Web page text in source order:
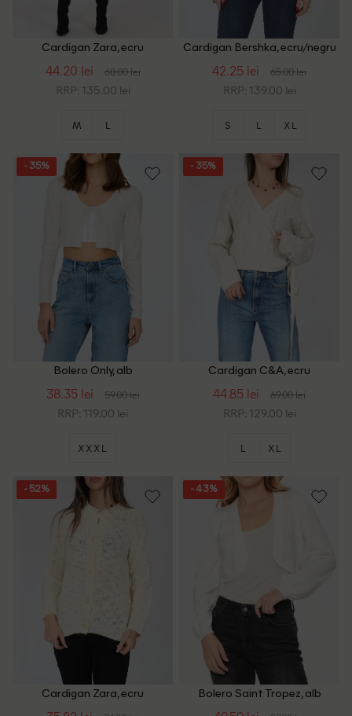
Cardigan Zara, ecru
44.20 lei 68.00 lei
RRP: 135.00 lei
M L
Cardigan Bershka, ecru/negru
42.25 lei 65.00 lei
RRP: 139.00 lei
S L XL
- 35%
Bolero Only, alb
38.35 lei 59.00 lei
RRP: 119.00 lei
XXXL
- 35%
Cardigan C&A, ecru
44.85 lei 69.00 lei
RRP: 129.00 lei
L XL
- 52%
Cardigan Zara, ecru
- 43%
Bolero Saint Tropez, alb